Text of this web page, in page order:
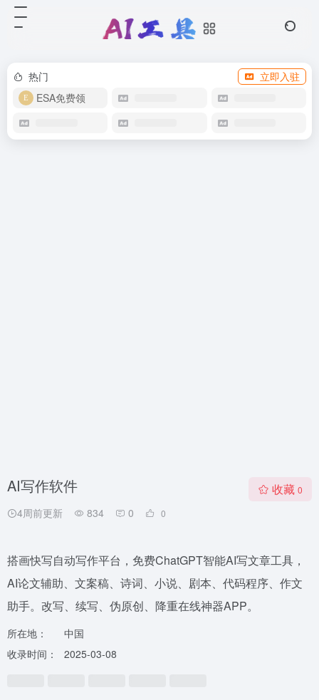
热门
立即入驻
ESA免费领
AI写作软件
4周前更新 834 0 0
收藏 0
搭画快写自动写作平台，免费ChatGPT智能AI写文章工具，
AI论文辅助、文案稿、诗词、小说、剧本、代码程序、作文
助手。改写、续写、伪原创、降重在线神器APP。
所在地：
中国
收录时间：
2025-03-08